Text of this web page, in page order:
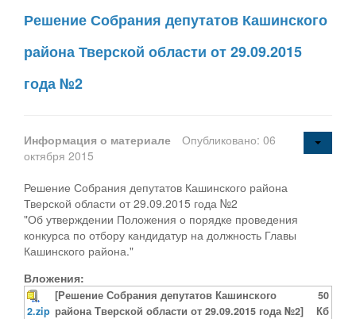
Решение Собрания депутатов Кашинского
района Тверской области от 29.09.2015
года №2
Информация о материале
Опубликовано: 06
октября 2015
Решение Собрания депутатов Кашинского района
Тверской области от 29.09.2015 года №2
"Об утверждении Положения о порядке проведения
конкурса по отбору кандидатур на должность Главы
Кашинского района."
Вложения:
2.zip
[Решение Собрания депутатов Кашинского
района Тверской области от 29.09.2015 года №2]
50
Кб